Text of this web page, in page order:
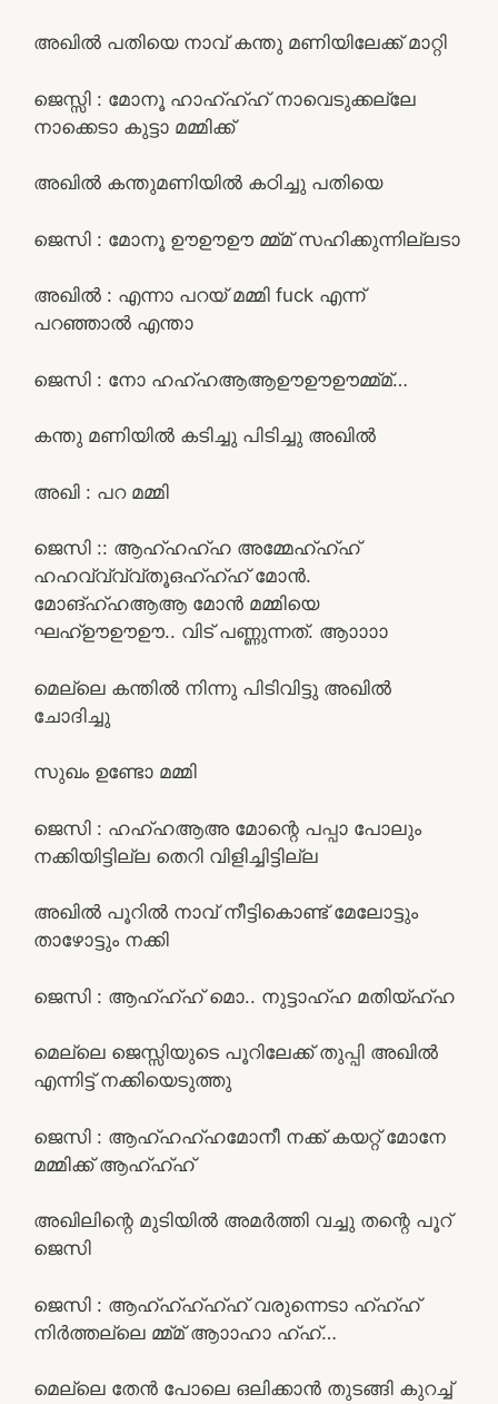
അഖിൽ പതിയെ നാവ് കന്തു മണിയിലേക്ക് മാറ്റി
ജെസ്സി : മോനൂ ഹാഹ്ഹ്ഹ് നാവെടുക്കല്ലേ
നാക്കെടാ കുട്ടാ മമ്മിക്ക്
അഖിൽ കന്തുമണിയിൽ കഠിച്ചു പതിയെ
ജെസി : മോനൂ ഊഊഊ മ്മ്മ് സഹിക്കുന്നില്ലടാ
അഖിൽ : എന്നാ പറയ് മമ്മി fuck എന്ന്
പറഞ്ഞാൽ എന്താ
ജെസി : നോ ഹഹ്ഹആആഊഊഊമ്മ്മ്…
കന്തു മണിയിൽ കടിച്ചു പിടിച്ചു അഖിൽ
അഖി : പറ മമ്മി
ജെസി :: ആഹ്ഹഹ്ഹ അമ്മേഹ്ഹ്ഹ്
ഹഹവ്വ്വ്വ്തൂഒഹ്ഹ്ഹ് മോൻ.
മോങ്ഹ്ഹആആ മോൻ മമ്മിയെ
ഘഹ്ഊഊഊ.. വിട് പണ്ണുന്നത്. ആാാാാ
മെല്ലെ കന്തിൽ നിന്നു പിടിവിട്ടു അഖിൽ
ചോദിച്ചു
സുഖം ഉണ്ടോ മമ്മി
ജെസി : ഹഹ്ഹആഅ മോന്റെ പപ്പാ പോലും
നക്കിയിട്ടില്ല തെറി വിളിച്ചിട്ടില്ല
അഖിൽ പൂറിൽ നാവ് നീട്ടികൊണ്ട് മേലോട്ടും
താഴോട്ടും നക്കി
ജെസി : ആഹ്ഹ്ഹ് മൊ.. നുട്ടാഹ്ഹ മതിയ്ഹ്ഹ
മെല്ലെ ജെസ്സിയുടെ പൂറിലേക്ക് തുപ്പി അഖിൽ
എന്നിട്ട് നക്കിയെടുത്തു
ജെസി : ആഹ്ഹഹ്ഹമോനീ നക്ക് കയറ്റ് മോനേ
മമ്മിക്ക് ആഹ്ഹ്ഹ്
അഖിലിന്റെ മുടിയിൽ അമർത്തി വച്ചു തന്റെ പൂറ്
ജെസി
ജെസി : ആഹ്ഹ്ഹ്ഹ്ഹ് വരുന്നെടാ ഹ്ഹ്ഹ്
നിർത്തല്ലെ മ്മ്മ് ആാാഹാ ഹ്ഹ്…
മെല്ലെ തേൻ പോലെ ഒലിക്കാൻ തുടങ്ങി കുറച്ച്